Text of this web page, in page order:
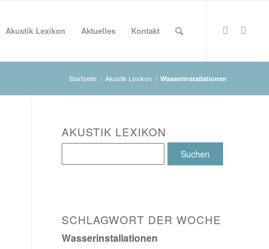
Akustik Lexikon Aktuelles Kontakt
Startseite / Akustik Lexikon / Wasserinstallationen
AKUSTIK LEXIKON
SCHLAGWORT DER WOCHE
Wasserinstallationen